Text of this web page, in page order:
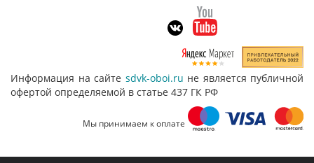
Информация на сайте sdvk-oboi.ru не является публичной
офертой определяемой в статье 437 ГК РФ
Мы принимаем к оплате